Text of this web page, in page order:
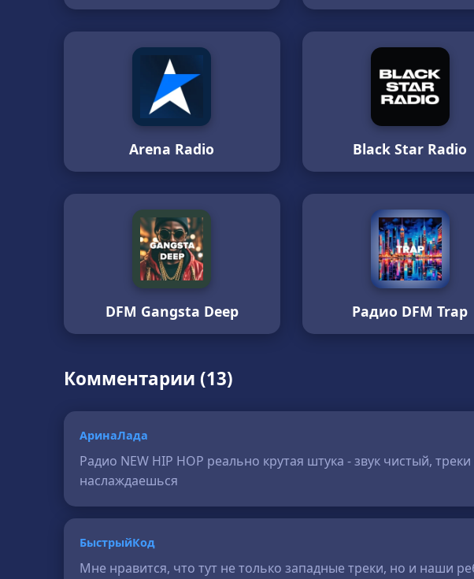
Arena Radio Black Star Radio
DFM Gangsta Deep Радио DFM Trap
Комментарии (13)
АринаЛада
Радио NEW HIP HOP реально крутая штука - звук чистый,
наслаждаешься
БыстрыйКод
Мне нравится, что тут не только западные треки, но и наши